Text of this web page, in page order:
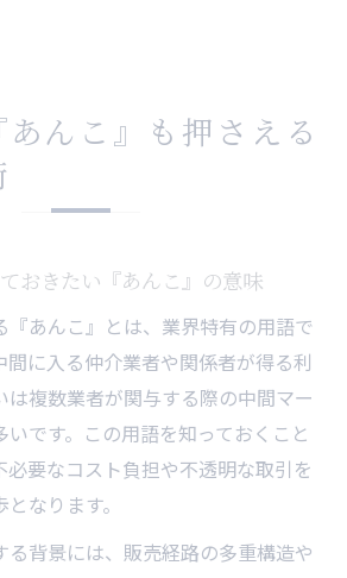
んこ』も押さえる
おきたい『あんこ』の意味
『あんこ』とは、業界特有の用語で
間に入る仲介業者や関係者が得る利
は複数業者が関与する際の中間マー
です。この用語を知っておくこと
必要なコスト負担や不透明な取引を
なります。
る背景には、販売経路の多重構造や